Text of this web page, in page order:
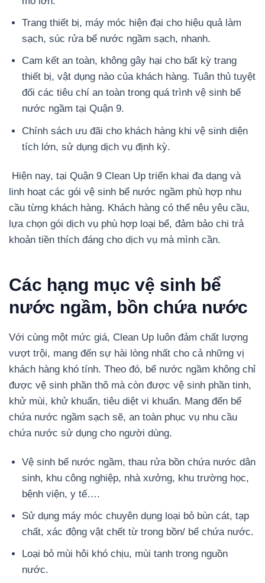
Trang thiết bị, máy móc hiện đại cho hiệu quả làm
sạch, súc rửa bể nước ngầm sạch, nhanh.
Cam kết an toàn, không gây hại cho bất kỳ trang
thiết bị, vật dụng nào của khách hàng. Tuân thủ tuyệt
đối các tiêu chí an toàn trong quá trình vệ sinh bể
nước ngầm tại Quận 9.
Chính sách ưu đãi cho khách hàng khi vệ sinh diện
tích lớn, sử dụng dịch vụ định kỳ.
Hiện nay, tại Quận 9 Clean Up triển khai đa dạng và
linh hoạt các gói vệ sinh bể nước ngầm phù hợp nhu
cầu từng khách hàng. Khách hàng có thể nêu yêu cầu,
lựa chọn gói dịch vụ phù hợp loại bể, đảm bảo chi trả
khoản tiền thích đáng cho dịch vụ mà mình cần.
Các hạng mục vệ sinh bể
nước ngầm, bồn chứa nước
Với cùng một mức giá, Clean Up luôn đảm chất lượng
vượt trội, mang đến sự hài lòng nhất cho cả những vị
khách hàng khó tính. Theo đó, bể nước ngầm không chỉ
được vệ sinh phần thô mà còn được vệ sinh phần tinh,
khử mùi, khử khuẩn, tiêu diệt vi khuẩn. Mang đến bể
chứa nước ngầm sạch sẽ, an toàn phục vụ nhu cầu
chứa nước sử dụng cho người dùng.
Vệ sinh bể nước ngầm, thau rửa bồn chứa nước dân
sinh, khu công nghiệp, nhà xưởng, khu trường học,
bệnh viện, y tế….
Sử dụng máy móc chuyên dụng loại bỏ bùn cát, tạp
chất, xác động vật chết từ trong bồn/ bể chứa nước.
Loại bỏ mùi hôi khó chịu, mùi tanh trong nguồn
nước.